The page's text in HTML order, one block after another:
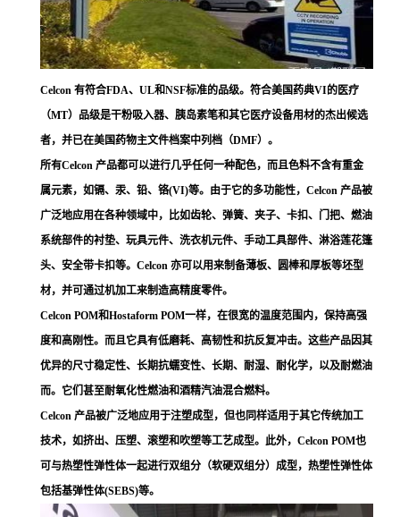
Celcon 有符合FDA、UL和NSF标准的品级。符合美国药典VI的医疗
（MT）品级是干粉吸入器、胰岛素笔和其它医疗设备用材的杰出候选
者，并已在美国药物主文件档案中列档（DMF）。
所有Celcon 产品都可以进行几乎任何一种配色，而且色料不含有重金
属元素，如镉、汞、铅、铬(VI)等。由于它的多功能性，Celcon 产品被
广泛地应用在各种领域中，比如齿轮、弹簧、夹子、卡扣、门把、燃油
系统部件的衬垫、玩具元件、洗衣机元件、手动工具部件、淋浴莲花篷
头、安全带卡扣等。Celcon 亦可以用来制备薄板、圆棒和厚板等坯型
材，并可通过机加工来制造高精度零件。
Celcon POM和Hostaform POM一样，在很宽的温度范围内，保持高强
度和高刚性。而且它具有低磨耗、高韧性和抗反复冲击。这些产品因其
优异的尺寸稳定性、长期抗蠕变性、长期、耐湿、耐化学，以及耐燃油
而。它们甚至耐氧化性燃油和酒精汽油混合燃料。
Celcon 产品被广泛地应用于注塑成型，但也同样适用于其它传统加工
技术，如挤出、压塑、滚塑和吹塑等工艺成型。此外，Celcon POM也
可与热塑性弹性体一起进行双组分（软硬双组分）成型，热塑性弹性体
包括基弹性体(SEBS)等。